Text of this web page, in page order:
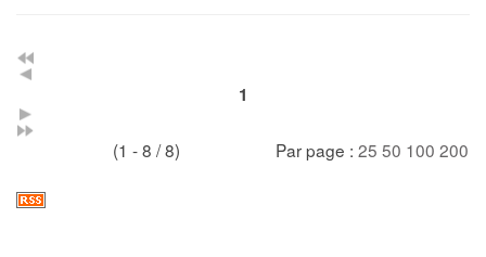
1
(1 - 8 / 8) Par page : 25 50 100 200